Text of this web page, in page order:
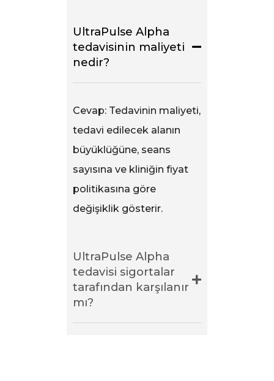
UltraPulse Alpha
tedavisinin maliyeti
nedir?
Cevap: Tedavinin maliyeti,
tedavi edilecek alanın
büyüklüğüne, seans
sayısına ve kliniğin fiyat
politikasına göre
değişiklik gösterir.
UltraPulse Alpha
tedavisi sigortalar
tarafından karşılanır
mı?